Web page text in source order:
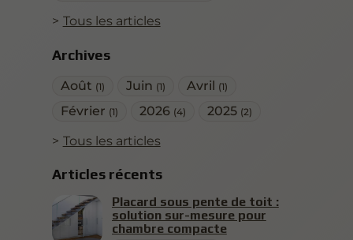
Tous les articles
Archives
Août (1) Juin (1) Avril (1)
Février (1) 2026 (4) 2025 (2)
Tous les articles
Articles récents
Placard sous pente de toit :
solution sur-mesure pour
chambre compacte